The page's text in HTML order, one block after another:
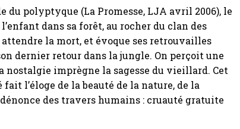
du polyptyque (La Promesse, LJA avril 2006), le
dans sa forêt, au rocher du clan des
la mort, et évoque ses retrouvailles
dernier retour dans la jungle. On perçoit une
nostalgie imprègne la sagesse du vieillard. Cet
l’éloge de la beauté de la nature, de la
des travers humains : cruauté gratuite